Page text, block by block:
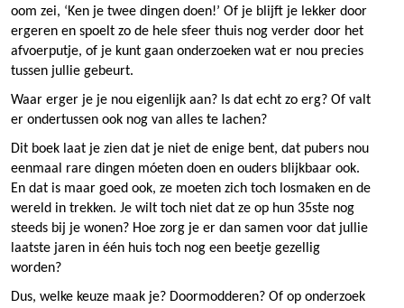
oom zei, ‘Ken je twee dingen doen!’ Of je blijft je lekker door
ergeren en spoelt zo de hele sfeer thuis nog verder door het
afvoerputje, of je kunt gaan onderzoeken wat er nou precies
tussen jullie gebeurt.
Waar erger je je nou eigenlijk aan? Is dat echt zo erg? Of valt
er ondertussen ook nog van alles te lachen?
Dit boek laat je zien dat je niet de enige bent, dat pubers nou
eenmaal rare dingen móeten doen en ouders blijkbaar ook.
En dat is maar goed ook, ze moeten zich toch losmaken en de
wereld in trekken. Je wilt toch niet dat ze op hun 35ste nog
steeds bij je wonen? Hoe zorg je er dan samen voor dat jullie
laatste jaren in één huis toch nog een beetje gezellig
worden?
Dus, welke keuze maak je? Doormodderen? Of op onderzoek